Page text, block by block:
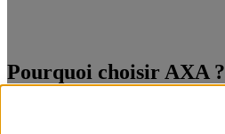
Pourquoi choisir AXA ?
impacter votre activité. Gagnez en